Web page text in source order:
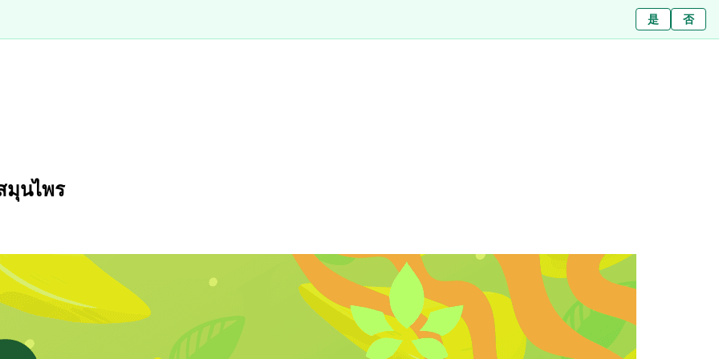
Nein
是 否
สาขาเกี่ยวกับเราบทความข่าวติดต่อ
มุนไพร